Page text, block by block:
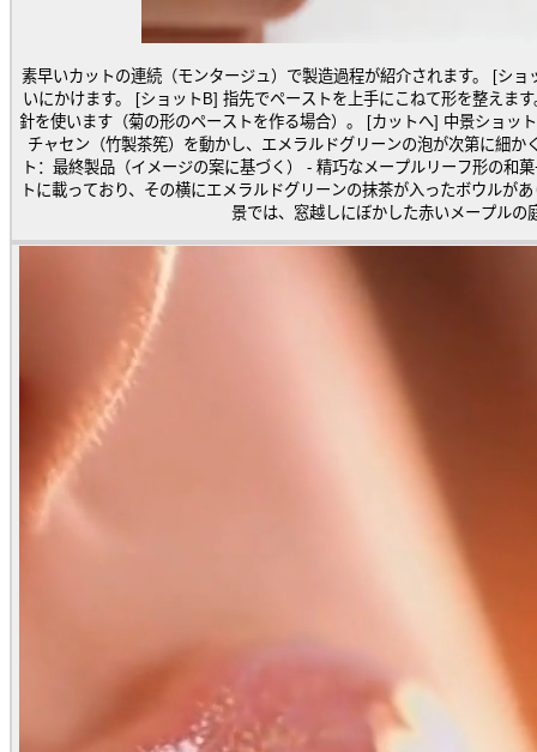
素早いカットの連続（モンタージュ）で製造過程が紹介されます。 [ショットA] 高級な赤豆ペーストのフィリングをふる
いにかけます。 [ショットB] 指先でペーストを上手にこねて形を整えます。 [ショットC] 黄色の花粉を点てるために細い
針を使います（菊の形のペーストを作る場合）。 [カットへ] 中景ショット：茶師が抹茶の準備を始めます。茶碗で急速に
チャセン（竹製茶筅）を動かし、エメラルドグリーンの泡が次第に細かく滑らかになりま
ト：最終製品（イメージの案に基づく） - 精巧なメープルリーフ形の和
トに載っており、その横にエメラルドグリーンの抹茶が入ったボウルがあります。 [動き] 客の手が和菓子
景では、窓越しにぼかした赤いメープルの